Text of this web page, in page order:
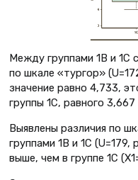
Между группами 1В и 1С
по шкале «тургор»
значение равно 4,733,
группы 1С, равного 3,667
Выявлены различия по
группами 1В и 1С (U=179,
выше, чем в группе 1С